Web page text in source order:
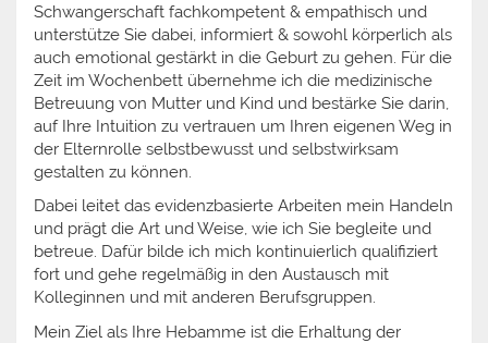
Schwangerschaft fachkompetent & empathisch und
unterstütze Sie dabei, informiert & sowohl körperlich als
auch emotional gestärkt in die Geburt zu gehen. Für die
Zeit im Wochenbett übernehme ich die medizinische
Betreuung von Mutter und Kind und bestärke Sie darin,
auf Ihre Intuition zu vertrauen um Ihren eigenen Weg in
der Elternrolle selbstbewusst und selbstwirksam
gestalten zu können.
Dabei leitet das evidenzbasierte Arbeiten mein Handeln
und prägt die Art und Weise, wie ich Sie begleite und
betreue. Dafür bilde ich mich kontinuierlich qualifiziert
fort und gehe regelmäßig in den Austausch mit
Kolleginnen und mit anderen Berufsgruppen.
Mein Ziel als Ihre Hebamme ist die Erhaltung der